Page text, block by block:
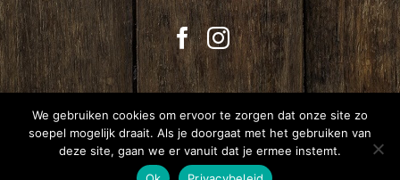
Beautyslim.nl Copyright 2021 | Alle rechten voorbehouden |
We gebruiken cookies om ervoor te zorgen dat onze site zo
soepel mogelijk draait. Als je doorgaat met het gebruiken van
deze site, gaan we er vanuit dat je ermee instemt.